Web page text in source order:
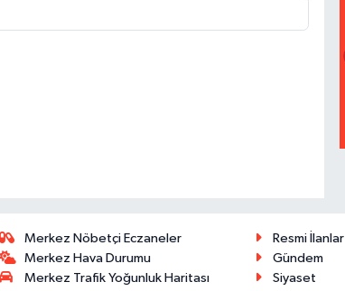
Merkez Nöbetçi Eczaneler
Merkez Hava Durumu
Merkez Trafik Yoğunluk Haritası
Resmi İlanlar
Gündem
Siyaset